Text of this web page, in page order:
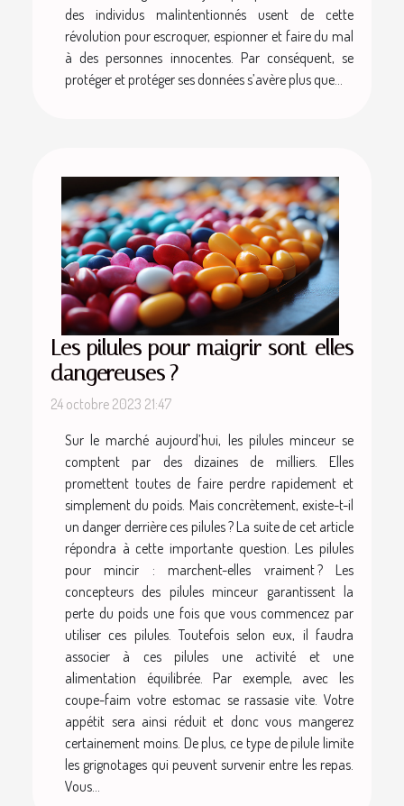
des individus malintentionnés usent de cette
révolution pour escroquer, espionner et faire du mal
à des personnes innocentes. Par conséquent, se
protéger et protéger ses données s’avère plus que...
Les pilules pour maigrir sont-elles
dangereuses ?
24 octobre 2023 21:47
Sur le marché aujourd’hui, les pilules minceur se
comptent par des dizaines de milliers. Elles
promettent toutes de faire perdre rapidement et
simplement du poids. Mais concrètement, existe-t-il
un danger derrière ces pilules ? La suite de cet article
répondra à cette importante question. Les pilules
pour mincir : marchent-elles vraiment ? Les
concepteurs des pilules minceur garantissent la
perte du poids une fois que vous commencez par
utiliser ces pilules. Toutefois selon eux, il faudra
associer à ces pilules une activité et une
alimentation équilibrée. Par exemple, avec les
coupe-faim votre estomac se rassasie vite. Votre
appétit sera ainsi réduit et donc vous mangerez
certainement moins. De plus, ce type de pilule limite
les grignotages qui peuvent survenir entre les repas.
Vous...